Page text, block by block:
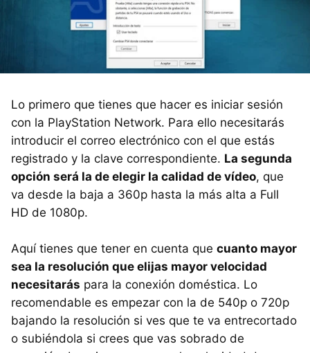
Lo primero que tienes que hacer es iniciar sesión
con la PlayStation Network. Para ello necesitarás
introducir el correo electrónico con el que estás
registrado y la clave correspondiente. La segunda
opción será la de elegir la calidad de vídeo, que
va desde la baja a 360p hasta la más alta a Full
HD de 1080p.
Aquí tienes que tener en cuenta que cuanto mayor
sea la resolución que elijas mayor velocidad
necesitarás para la conexión doméstica. Lo
recomendable es empezar con la de 540p o 720p
bajando la resolución si ves que te va entrecortado
o subiéndola si crees que vas sobrado de